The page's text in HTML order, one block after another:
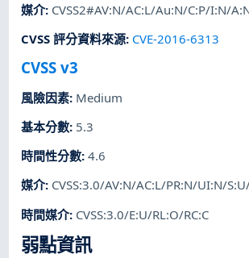
媒介: CVSS2#AV:N/AC:L/Au:N/C:P/I:N/
CVSS 評分資料來源: CVE-2016-6313
CVSS v3
風險因素: Medium
基本分數: 5.3
時間性分數:4.6
媒介: CVSS:3.0/AV:N/AC:L/PR:N/UI:N/
時間媒介: CVSS:3.0/E:U/RL:O/RC:C
弱點資訊